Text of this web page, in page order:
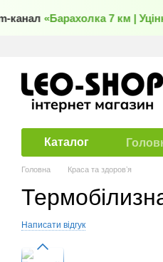
канал«Барахолка 7 км |
Каталог
Головна Краса та здоровʼя
Написати відгук